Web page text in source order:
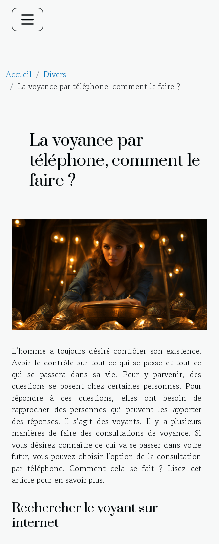
Accueil
Divers
La voyance par téléphone, comment le faire ?
La voyance par
téléphone, comment le
faire ?
L’homme a toujours désiré contrôler son existence.
Avoir le contrôle sur tout ce qui se passe et tout ce
qui se passera dans sa vie. Pour y parvenir, des
questions se posent chez certaines personnes. Pour
répondre à ces questions, elles ont besoin de
rapprocher des personnes qui peuvent les apporter
des réponses. Il s’agit des voyants. Il y a plusieurs
manières de faire des consultations de voyance. Si
vous désirez connaître ce qui va se passer dans votre
futur, vous pouvez choisir l’option de la consultation
par téléphone. Comment cela se fait ? Lisez cet
article pour en savoir plus.
Rechercher le voyant sur
internet